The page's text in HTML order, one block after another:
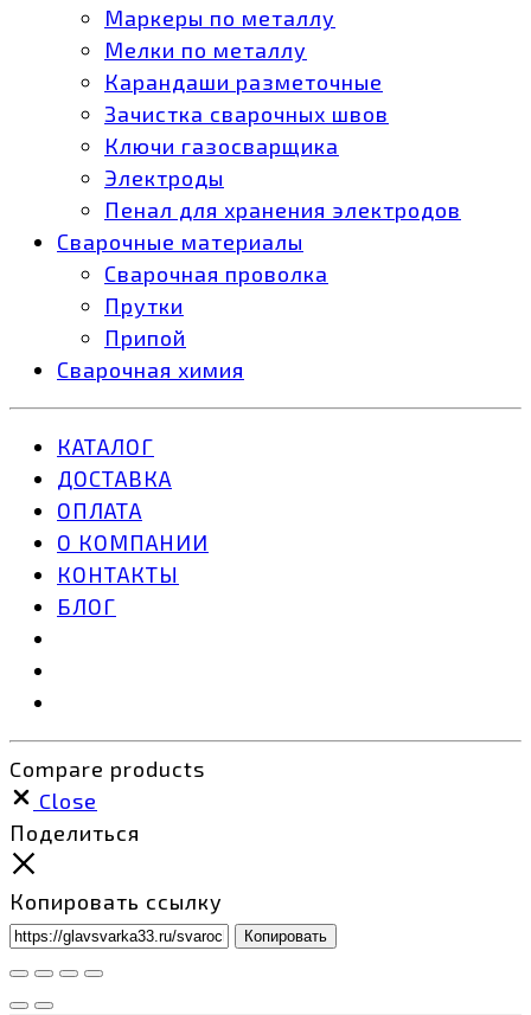
Маркеры по металлу
Мелки по металлу
Карандаши разметочные
Зачистка сварочных швов
Ключи газосварщика
Электроды
Пенал для хранения электродов
Сварочные материалы
Сварочная проволка
Прутки
Припой
Сварочная химия
КАТАЛОГ
ДОСТАВКА
ОПЛАТА
О КОМПАНИИ
КОНТАКТЫ
БЛОГ
Compare products
Close
Поделиться
Копировать ссылку
Копировать